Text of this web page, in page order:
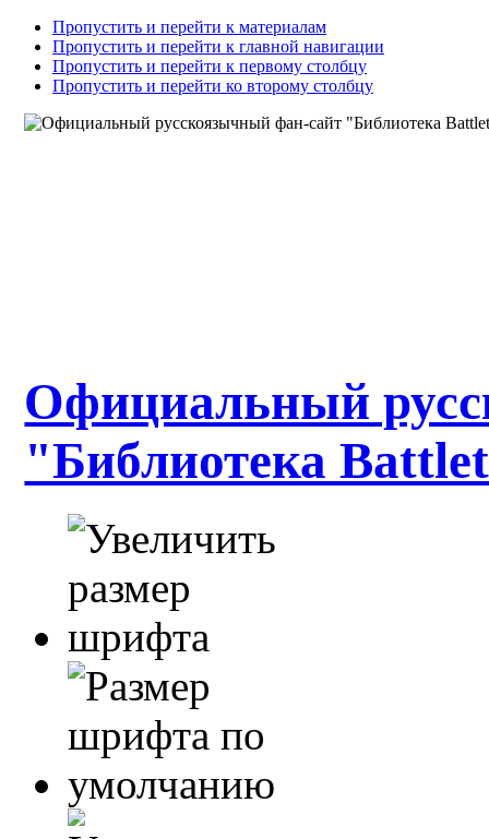
Пропустить и перейти к материалам
Пропустить и перейти к главной навигации
Пропустить и перейти к первому столбцу
Пропустить и перейти ко второму столбцу
Официальный
"Библиотека